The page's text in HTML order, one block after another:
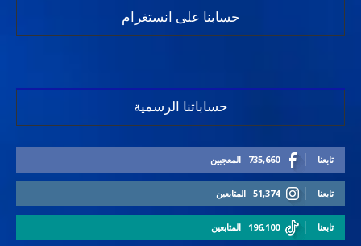
حسابنا على انستغرام
حساباتنا الرسمية
735,660 المعجبين تابعنا
51,374 المتابعين تابعنا
196,100 المتابعين تابعنا